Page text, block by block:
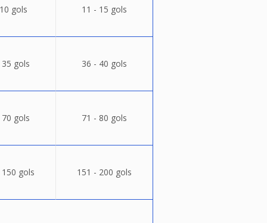
gols 11 - 15 gols
gols 36 - 40 gols
gols 71 - 80 gols
gols 151 - 200 gols